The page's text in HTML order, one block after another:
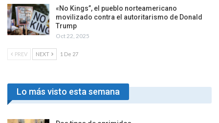
¿El círculo rojo empieza a soltarle la mano a Milei?
Nuevo Encuentro Plurinacional de Mujeres y
Disidencias, fuera de radares mediáticos